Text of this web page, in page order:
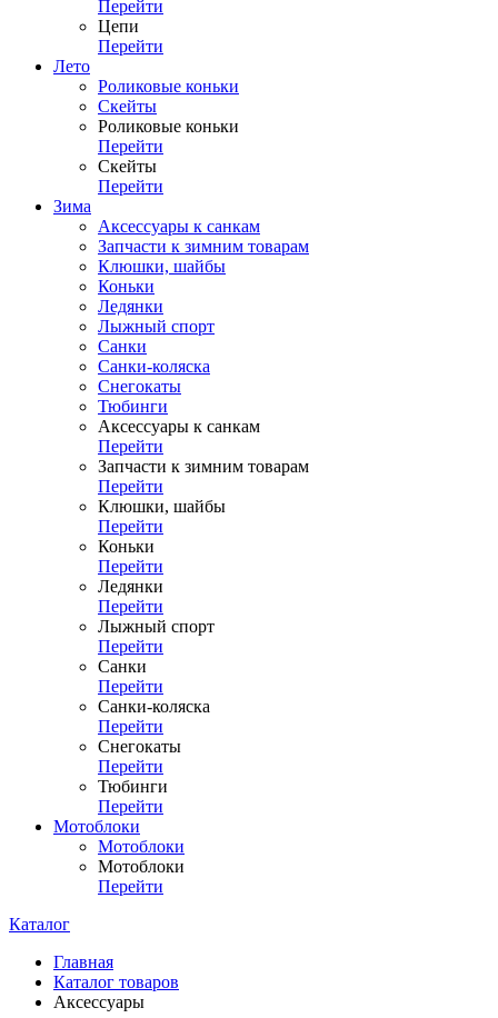
Перейти
Цепи
Перейти
Лето
Роликовые коньки
Скейты
Роликовые коньки
Перейти
Скейты
Перейти
Зима
Аксессуары к санкам
Запчасти к зимним товарам
Клюшки, шайбы
Коньки
Ледянки
Лыжный спорт
Санки
Санки-коляска
Снегокаты
Тюбинги
Аксессуары к санкам
Перейти
Запчасти к зимним товарам
Перейти
Клюшки, шайбы
Перейти
Коньки
Перейти
Ледянки
Перейти
Лыжный спорт
Перейти
Санки
Перейти
Санки-коляска
Перейти
Снегокаты
Перейти
Тюбинги
Перейти
Мотоблоки
Мотоблоки
Мотоблоки
Перейти
Каталог
Главная
Каталог товаров
Аксессуары